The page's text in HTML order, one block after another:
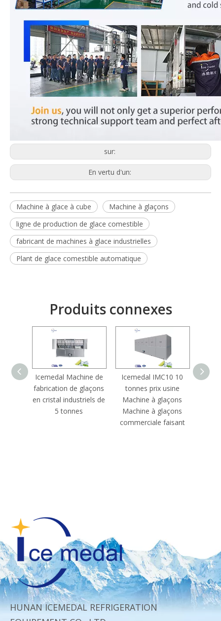
sur:
En vertu d'un:
Machine à glace à cube
Machine à glaçons
ligne de production de glace comestible
fabricant de machines à glace industrielles
Plant de glace comestible automatique
Produits connexes
Icemedal Machine de
fabrication de glaçons
en cristal industriels de
5 tonnes
Icemedal IMC10 10
tonnes prix usine
Machine à glaçons
Machine à glaçons
commerciale faisant
HUNAN ICEMEDAL REFRIGERATION